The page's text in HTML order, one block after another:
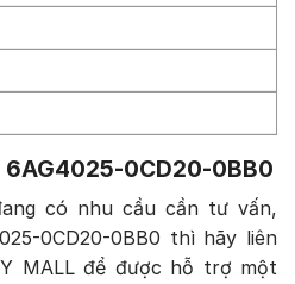
6AG4025-0CD20-0BB0
có nhu cầu cần tư vấn,
0CD20-0BB0 thì hãy liên
MALL để được hỗ trợ một